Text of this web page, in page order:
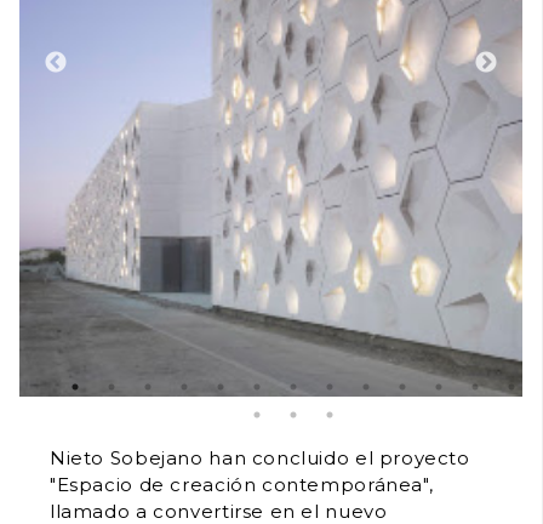
Nieto Sobejano han concluido el proyecto
"Espacio de creación contemporánea",
llamado a convertirse en el nuevo